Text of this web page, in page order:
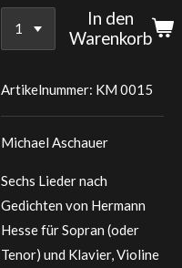
In den
Warenkorb
Artikelnummer: KM 0015
Michael Aschauer
Sechs Lieder nach
Gedichten von Hermann
Hesse für Sopran (oder
Tenor) und Klavier, Violine